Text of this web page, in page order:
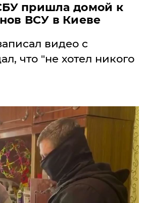
пришла домой к
ВСУ в Киеве
видео с
что "не хотел никого